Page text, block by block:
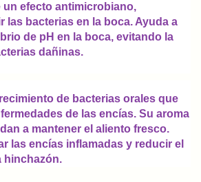
un efecto antimicrobiano,
las bacterias en la boca. Ayuda a
de pH en la boca, evitando la
dañinas.
de bacterias orales que
de las encías. Su aroma
a mantener el aliento fresco.
las encías inflamadas y reducir el
hinchazón.